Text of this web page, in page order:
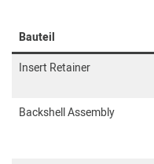
Bauteil
Insert Retainer
Backshell Assembly